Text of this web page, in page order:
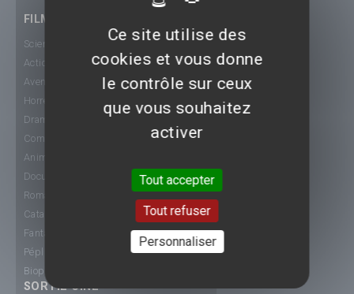
FILMS
Science-Fiction
Action
Aventure
Horreur
Drame
Comédie
Animation
Documentaire
Romance
Catastrophe
Fantastique
Péplum
Biopic
SORTIE CINÉ
Ce site utilise des
cookies et vous donne
le contrôle sur ceux
que vous souhaitez
activer
Tout accepter
Tout refuser
Personnaliser